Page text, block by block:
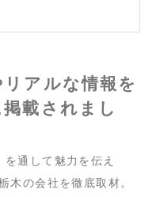
アルな情報を
載されまし
通して魅力を伝え
木の会社を徹底取材。